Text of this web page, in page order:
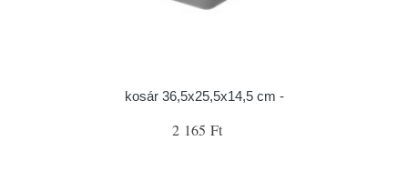
kosár 36,5x25,5x14,5 cm -
2 165 Ft